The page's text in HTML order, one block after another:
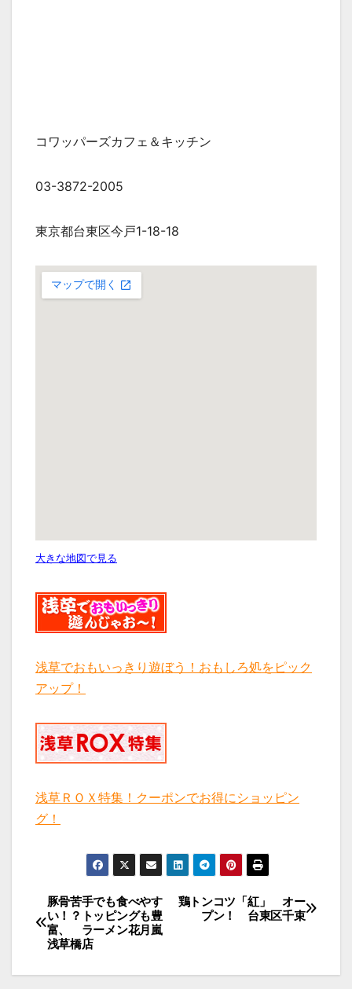
コワッパーズカフェ＆キッチン
03-3872-2005
東京都台東区今戸1-18-18
大きな地図で見る
浅草でおもいっきり遊ぼう！おもしろ処をピック
アップ！
浅草ＲＯＸ特集！クーポンでお得にショッピン
グ！
投
稿
ナ
ビ
鶏トンコツ「紅」 オー
プン！ 台東区千束
豚骨苦手でも食べやす
い！？トッピングも豊
富、 ラーメン花月嵐
浅草橋店